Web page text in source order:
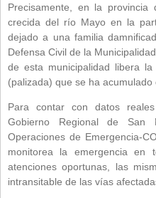
Precisamente, en la
crecida del río Mayo en la
dejado a una familia
Defensa Civil de la
de esta municipalidad libera
(palizada) que se ha
Para contar con datos
Gobierno Regional de San
Operaciones de Emergencia-
monitorea la emergencia en
atenciones oportunas, las
intransitable de las vías